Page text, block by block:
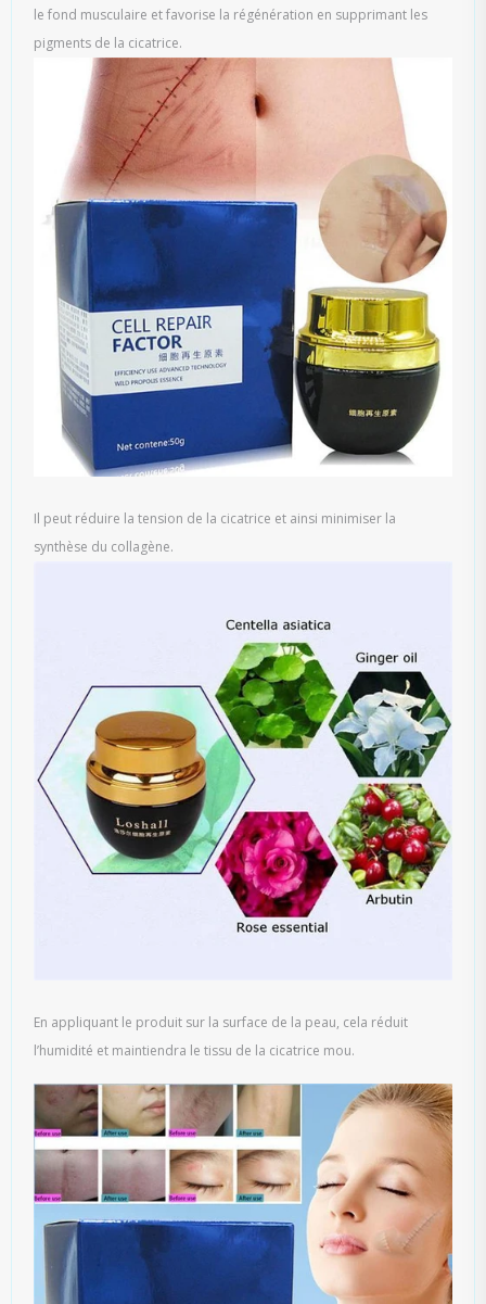
le fond musculaire et favorise la régénération en supprimant les
pigments de la cicatrice.
Il peut réduire la tension de la cicatrice et ainsi minimiser la
synthèse du collagène.
En appliquant le produit sur la surface de la peau, cela réduit
l’humidité et maintiendra le tissu de la cicatrice mou.